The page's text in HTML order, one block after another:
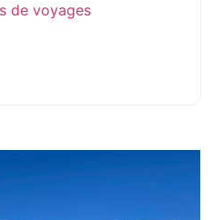
de voyages